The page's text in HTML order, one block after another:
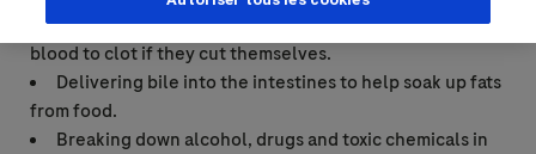
Making the chemicals or ‘factors’ that allow a person’s
blood to clot if they cut themselves.
Delivering bile into the intestines to help soak up fats
from food.
Breaking down alcohol, drugs and toxic chemicals in
Informations personnelles
Prénom
Adresse électronique
Adresse électronique